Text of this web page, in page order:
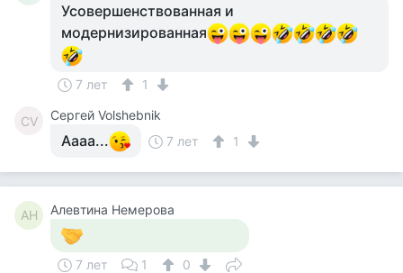
Усовершенствованная и
модернизированная
7 лет 1
СV Сергей Volshebnik
Аааа... 7 лет 1
АН Алевтина Немерова
7 лет 1 0